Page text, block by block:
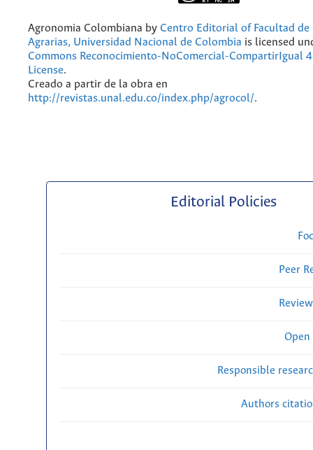
Agronomia Colombiana by Centro Editorial of Facultad de
Agrarias, Universidad Nacional de Colombia is licensed
Commons Reconocimiento-NoComercial-CompartirIgual
License.
Creado a partir de la obra en
http://revistas.unal.edu.co/index.php/agrocol/.
Editorial Policies
Peer
Open
Responsible
Authors